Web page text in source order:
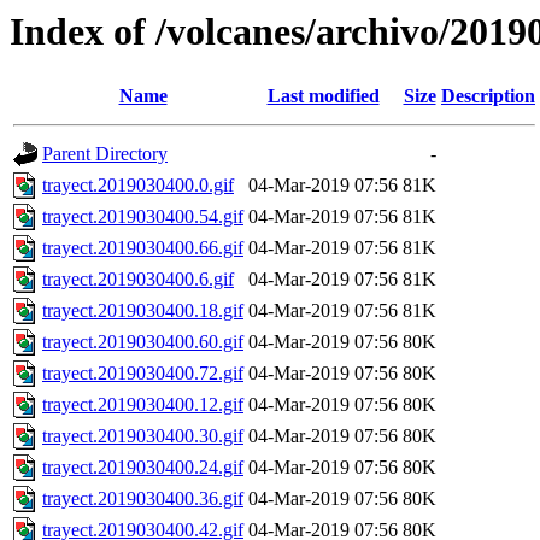
Index of /volcanes/archivo/
Name Last modified Size Description
Parent Directory
-
trayect.2019030400.0.gif
04-Mar-2019 07:56 81K
trayect.2019030400.54.gif 04-Mar-2019 07:56 81K
trayect.2019030400.66.gif 04-Mar-2019 07:56 81K
trayect.2019030400.6.gif
04-Mar-2019 07:56 81K
trayect.2019030400.18.gif 04-Mar-2019 07:56 81K
trayect.2019030400.60.gif 04-Mar-2019 07:56 80K
trayect.2019030400.72.gif 04-Mar-2019 07:56 80K
trayect.2019030400.12.gif 04-Mar-2019 07:56 80K
trayect.2019030400.30.gif 04-Mar-2019 07:56 80K
trayect.2019030400.24.gif 04-Mar-2019 07:56 80K
trayect.2019030400.36.gif 04-Mar-2019 07:56 80K
trayect.2019030400.42.gif 04-Mar-2019 07:56 80K